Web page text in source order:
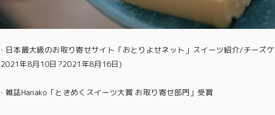
・ 日本最大級のお取り寄せサイト「おとりよせネット」スイーツ紹介/チーズ
年8月10日?2021年8月16日)
・ 雑誌Hanako「ときめくスイーツ大賞 お取り寄せ部門」受賞